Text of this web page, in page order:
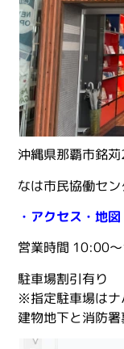
沖縄県那覇市銘
なは市民協働セ
・アクセス・地図
営業時間 10:00
駐車場割引有り
※指定駐車場はナ
建物地下と消防署